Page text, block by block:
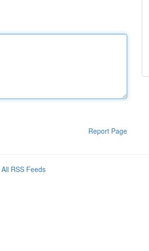
Report Page
All RSS Feeds